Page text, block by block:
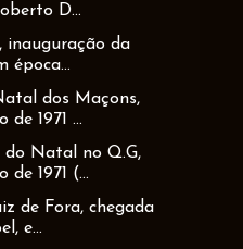
D...
inauguração da
época...
dos Maçons,
de 1971 ...
do Natal no Q.G,
de 1971 (...
de Fora, chegada
e...